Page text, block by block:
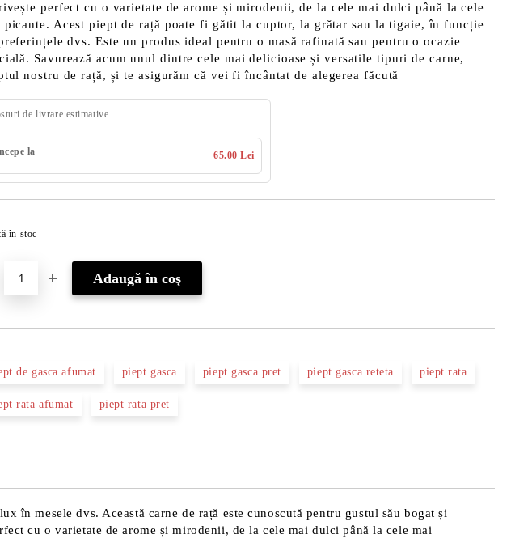
perfect cu o varietate de arome și mirodenii, de la cele mai dulci până la cele
picante. Acest piept de rață poate fi gătit la cuptor, la grătar sau la tigaie, în funcție
dvs. Este un produs ideal pentru o masă rafinată sau pentru o ocazie
Savurează acum unul dintre cele mai delicioase și versatile tipuri de carne,
nostru de rață, și te asigurăm că vei fi încântat de alegerea făcută
de livrare estimative
la 65.00 Lei
în stoc
de gasca afumat piept gasca piept gasca pret piept gasca reteta piept rata
rata afumat piept rata pret
în mesele dvs. Această carne de rață este cunoscută pentru gustul său bogat și
cu o varietate de arome și mirodenii, de la cele mai dulci până la cele mai